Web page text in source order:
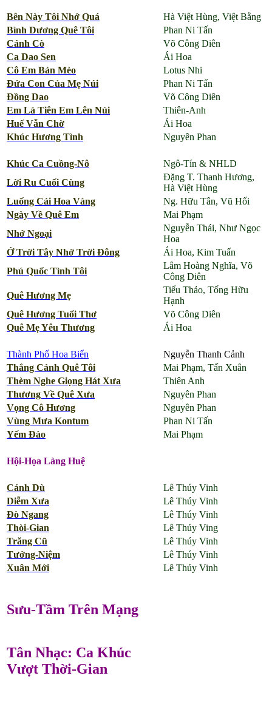
Bên Này Tôi Nhớ Quá
Hà Việt Hùng, Việt Bằng
Bình Dương Quê Tôi
Phan Ni Tấn
Cánh Cò
Võ Công Diên
Ca Dao Sen
Ái Hoa
Cô Em Bản Mèo
Lotus Nhi
Đứa Con Của Mẹ Núi
Phan Ni Tấn
Đồng Dao
Võ Công Diên
Em Là Tiên Em Lên Núi
Thiên-Anh
Huế Vẫn Chờ
Ái Hoa
Khúc Hương Tình
Nguyên Phan
Khúc Ca Cuồng-Nô
Ngô-Tín & NHLD
Lời Ru Cuối Cùng
Đặng T. Thanh Hương,
Hà Việt Hùng
Luống Cải Hoa Vàng
Ng. Hữu Tân, Vũ Hối
Ngày Về Quê Em
Mai Phạm
Nhớ Ngoại
Nguyễn Thái, Như Ngọc
Hoa
Ở Trời Tây Nhớ Trời Đông
Ái Hoa, Kim Tuấn
Phú Quốc Tình Tôi
Lâm Hoàng Nghĩa, Võ
Công Diên
Quê Hương Mẹ
Tiểu Thảo, Tống Hữu
Hạnh
Quê Hương Tuổi Thơ
Võ Công Diên
Quê Mẹ Yêu Thương
Ái Hoa
Thành Phố Hoa Biển
Nguyễn Thanh Cảnh
Thắng Cảnh Quê Tôi
Mai Phạm, Tấn Xuân
Thèm Nghe Giọng Hát Xưa
Thiên Anh
Thương Về Quê Xưa
Nguyên Phan
Vọng Cô Hương
Nguyên Phan
Vùng Mưa Kontum
Phan Ni Tấn
Yếm Đào
Mai Phạm
Hội-Họa Làng Huệ
Cánh Dù
Lê Thúy Vinh
Diễm Xưa
Lê Thúy Vinh
Đò Ngang
Lê Thúy Vinh
Thòi-Gian
Lê Thúy Ving
Trăng Cũ
Lê Thúy Vinh
Tưởng-Niệm
Lê Thúy Vinh
Xuân Mới
Lê Thúy Vinh
Sưu-Tầm Trên Mạng
Tân Nhạc: Ca Khúc
Vượt Thời-Gian